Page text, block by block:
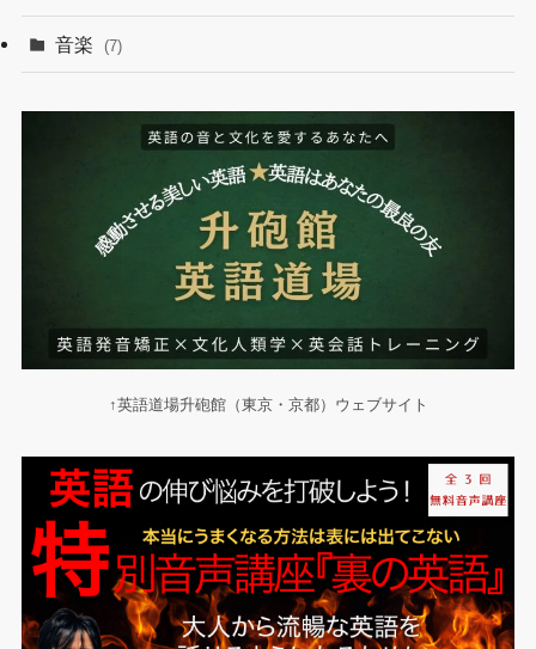
音楽 (7)
↑英語道場升砲館（東京・京都）ウェブサイト